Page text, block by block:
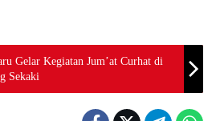
Gelar Kegiatan Jum’at Curhat di
Sekaki